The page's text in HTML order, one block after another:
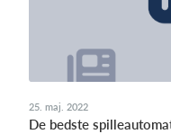
25. maj. 2022
De bedste